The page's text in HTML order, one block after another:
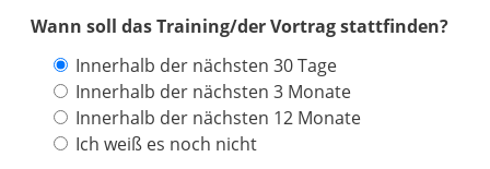
Wann soll das Training/der Vortrag stattfinden?
Innerhalb der nächsten 30 Tage
Innerhalb der nächsten 3 Monate
Innerhalb der nächsten 12 Monate
Ich weiß es noch nicht